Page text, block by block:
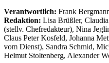
Verantwortlich: Frank
Redaktion: Lisa Brüßler,
(stellv. Chefredakteur), Nina
Claus Peter Kosfeld, Johanna
vom Dienst), Sandra Schmid,
Helmut Stoltenberg, Alexander